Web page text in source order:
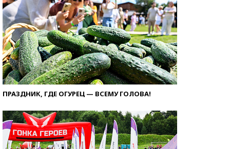
ПРАЗДНИК, ГДЕ ОГУРЕЦ — ВСЕМУ ГОЛОВА!